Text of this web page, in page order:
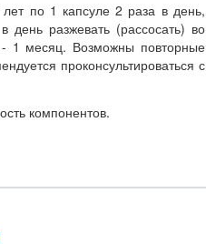
по 1 капсуле 2 раза в день,
разжевать (рассосать) во
1 месяц. Возможны повторные
проконсультироваться с
компонентов.